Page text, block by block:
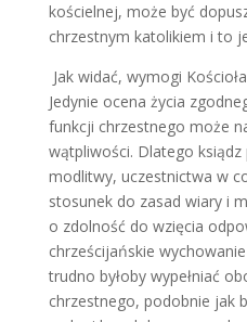
kościelnej, może być
chrzestnym katolikiem i to
Jak widać, wymogi
Jedynie ocena życia
funkcji chrzestnego może
wątpliwości. Dlatego
modlitwy, uczestnictwa w
stosunek do zasad wiary i
o zdolność do wzięcia
chrześcijańskie
trudno byłoby wypełniać
chrzestnego, podobnie jak